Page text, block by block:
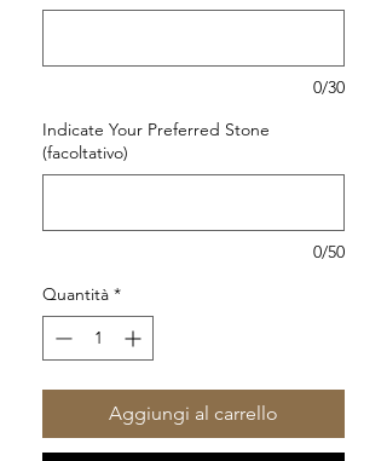
0/30
Indicate Your Preferred Stone
(facoltativo)
0/50
Quantità *
Aggiungi al carrello